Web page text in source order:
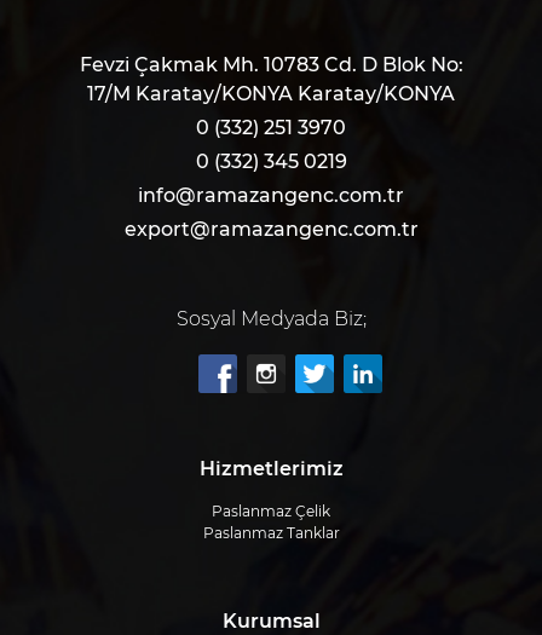
Fevzi Çakmak Mh. 10783 Cd. D Blok No:
17/M Karatay/KONYA Karatay/KONYA
0 (332) 251 3970
0 (332) 345 0219
info@ramazangenc.com.tr
export@ramazangenc.com.tr
Sosyal Medyada Biz;
Hizmetlerimiz
Paslanmaz Çeli̇k
Paslanmaz Tanklar
Kurumsal